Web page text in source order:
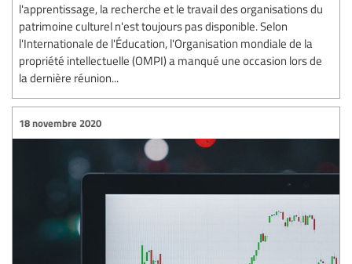
l'apprentissage, la recherche et le travail des organisations du
patrimoine culturel n'est toujours pas disponible. Selon
l'Internationale de l'Éducation, l'Organisation mondiale de la
propriété intellectuelle (OMPI) a manqué une occasion lors de
la dernière réunion...
18 novembre 2020